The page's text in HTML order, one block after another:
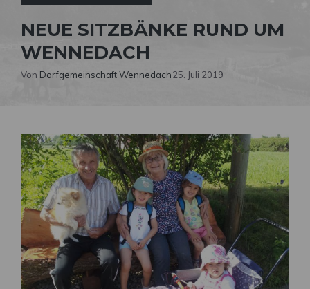
NEUE SITZBÄNKE RUND UM
WENNEDACH
Von Dorfgemeinschaft Wennedach25. Juli 2019